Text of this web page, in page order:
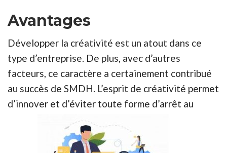
Avantages
Développer la créativité est un atout dans ce
type d’entreprise. De plus, avec d’autres
facteurs, ce caractère a certainement contribué
au succès de SMDH. L’esprit de créativité permet
d’innover et d’éviter toute forme d’arrêt au